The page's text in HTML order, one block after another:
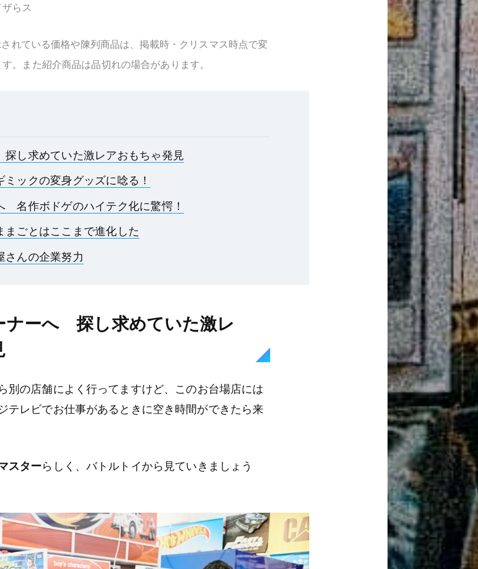
らス
れている価格や陳列商品は、掲載時・クリスマス時点で変
。また紹介商品は品切れの場合があります。
し求めていた激レアおもちゃ発見
ックの変身グッズに唸る！
名作ボドゲのハイテク化に驚愕！
ごとはここまで進化した
さんの企業努力
ナーへ 探し求めていた激レ
別の店舗によく行ってますけど、このお台場店には
テレビでお仕事があるときに空き時間ができたら来
スターらしく、バトルトイから見ていきましょう